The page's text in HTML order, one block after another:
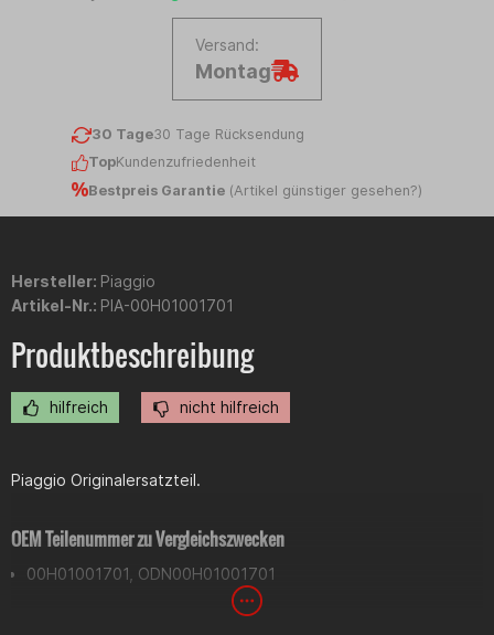
Versand:
Montag
30 Tage30 Tage Rücksendung
TopKundenzufriedenheit
Bestpreis Garantie (Artikel günstiger gesehen?)
Hersteller: Piaggio
Artikel-Nr.: PIA-00H01001701
Produktbeschreibung
hilfreich nicht hilfreich
Piaggio Originalersatzteil.
OEM Teilenummer zu Vergleichszwecken
00H01001701, ODN00H01001701